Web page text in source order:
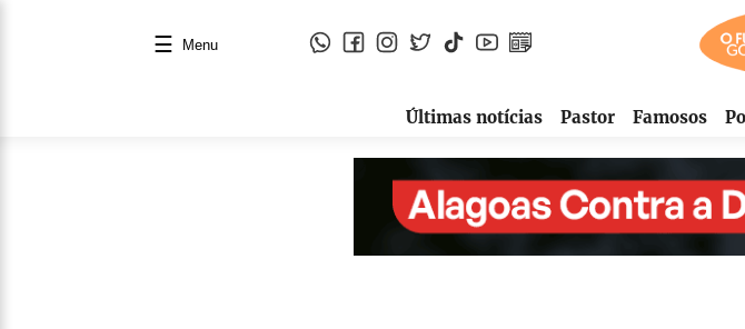
☰ Menu
Últimas notícias Pastor Famosos